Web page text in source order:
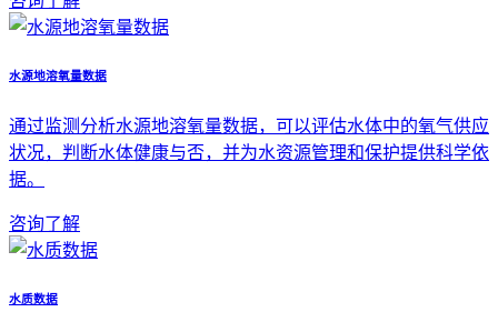
水源地溶氧量数据
通过监测分析水源地溶氧量数据，可以评估水体中的氧气供应
状况，判断水体健康与否，并为水资源管理和保护提供科学依
据。
咨询了解
水质数据